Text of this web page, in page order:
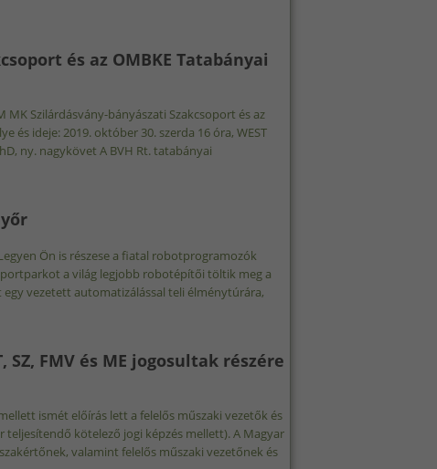
24. NAPJÁTÓL ÉLETBE LÉPETT VÁLTOZÁSAIRÓL TARTALOMMAL
és az OMBKE Tatabányai
Szilárdásvány-bányászati Szakcsoport és az
és ideje: 2019. október 30. szerda 16 óra, WEST
ny. nagykövet A BVH Rt. tatabányai
ÉS AZ OMBKE TATABÁNYAI HELYI SZERVEZETÉNEK
Ön is részese a fiatal robotprogramozók
a világ legjobb robotépítői töltik meg a
vezetett automatizálással teli élménytúrára,
10. GYŐR TARTALOMMAL KAPCSOLATOSAN
FMV és ME jogosultak részére
ismét előírás lett a felelős műszaki vezetők és
kötelező jogi képzés mellett). A Magyar
valamint felelős műszaki vezetőnek és